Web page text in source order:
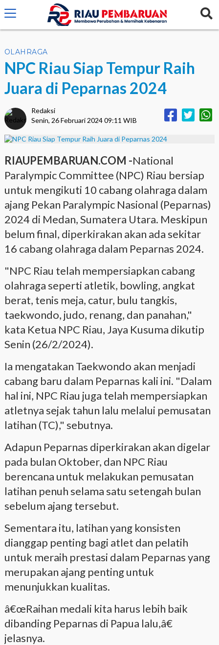
crossorigin="anonymous">
OLAHRAGA
NPC Riau Siap Tempur Raih
Juara di Peparnas 2024
Redaksi
Senin, 26 Februari 2024 09:11 WIB
RIAUPEMBARUAN.COM -National
Paralympic Committee (NPC) Riau bersiap
untuk mengikuti 10 cabang olahraga dalam
ajang Pekan Paralympic Nasional (Peparnas)
2024 di Medan, Sumatera Utara. Meskipun
belum final, diperkirakan akan ada sekitar
16 cabang olahraga dalam Peparnas 2024.
"NPC Riau telah mempersiapkan cabang
olahraga seperti atletik, bowling, angkat
berat, tenis meja, catur, bulu tangkis,
taekwondo, judo, renang, dan panahan,"
kata Ketua NPC Riau, Jaya Kusuma dikutip
Senin (26/2/2024).
Ia mengatakan Taekwondo akan menjadi
cabang baru dalam Peparnas kali ini. "Dalam
hal ini, NPC Riau juga telah mempersiapkan
atletnya sejak tahun lalu melalui pemusatan
latihan (TC)," sebutnya.
Adapun Peparnas diperkirakan akan digelar
pada bulan Oktober, dan NPC Riau
berencana untuk melakukan pemusatan
latihan penuh selama satu setengah bulan
sebelum ajang tersebut.
Sementara itu, latihan yang konsisten
dianggap penting bagi atlet dan pelatih
untuk meraih prestasi dalam Peparnas yang
merupakan ajang penting untuk
menunjukkan kualitas.
â€œRaihan medali kita harus lebih baik
dibanding Peparnas di Papua lalu,â€
jelasnya.